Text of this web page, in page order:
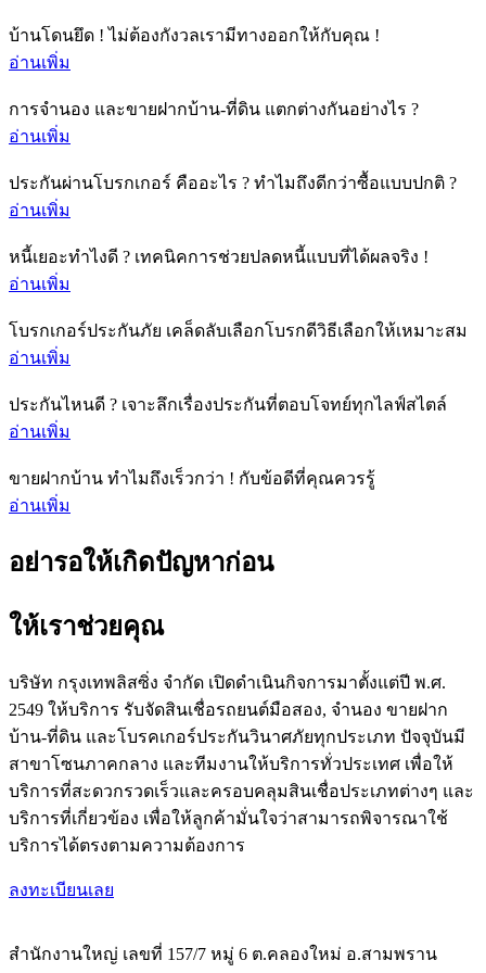
บ้านโดนยึด ! ไม่ต้องกังวลเรามีทางออกให้กับคุณ !
อ่านเพิ่ม
การจำนอง และขายฝากบ้าน-ที่ดิน แตกต่างกันอย่างไร ?
อ่านเพิ่ม
ประกันผ่านโบรกเกอร์ คืออะไร ? ทำไมถึงดีกว่าซื้อแบบปกติ ?
อ่านเพิ่ม
หนี้เยอะทำไงดี ? เทคนิคการช่วยปลดหนี้แบบที่ได้ผลจริง !
อ่านเพิ่ม
โบรกเกอร์ประกันภัย เคล็ดลับเลือกโบรกดีวิธีเลือกให้เหมาะสม
อ่านเพิ่ม
ประกันไหนดี ? เจาะลึกเรื่องประกันที่ตอบโจทย์ทุกไลฟ์สไตล์
อ่านเพิ่ม
ขายฝากบ้าน ทำไมถึงเร็วกว่า ! กับข้อดีที่คุณควรรู้
อ่านเพิ่ม
อย่ารอให้เกิดปัญหาก่อน
ให้เราช่วยคุณ
บริษัท กรุงเทพลิสซิ่ง จำกัด เปิดดำเนินกิจการมาตั้งแต่ปี พ.ศ.
2549 ให้บริการ รับจัดสินเชื่อรถยนต์มือสอง, จำนอง ขายฝาก
บ้าน-ที่ดิน และโบรคเกอร์ประกันวินาศภัยทุกประเภท ปัจจุบันมี
สาขาโซนภาคกลาง และทีมงานให้บริการทั่วประเทศ เพื่อให้
บริการที่สะดวกรวดเร็วและครอบคลุมสินเชื่อประเภทต่างๆ และ
บริการที่เกี่ยวข้อง เพื่อให้ลูกค้ามั่นใจว่าสามารถพิจารณาใช้
บริการได้ตรงตามความต้องการ
ลงทะเบียนเลย
สำนักงานใหญ่ เลขที่ 157/7 หมู่ 6 ต.คลองใหม่ อ.สามพราน